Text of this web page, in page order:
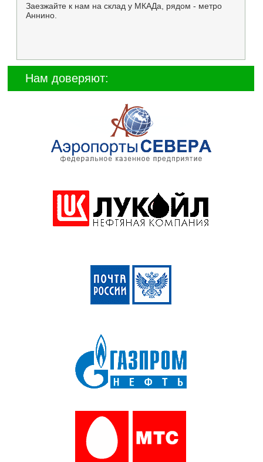
Заезжайте к нам на склад у МКАДа, рядом - метро
Аннино.
Нам доверяют: